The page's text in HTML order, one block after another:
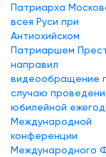
Патриарха
всея Руси при
Антиохийском
Патриаршем
направил
видеообращение
случаю
юбилейной
Международной
конференции
Международного